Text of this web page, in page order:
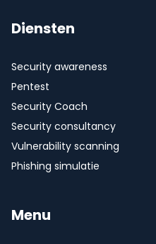
Diensten
Security awareness
Pentest
Security Coach
Security consultancy
Vulnerability scanning
Phishing simulatie
Menu